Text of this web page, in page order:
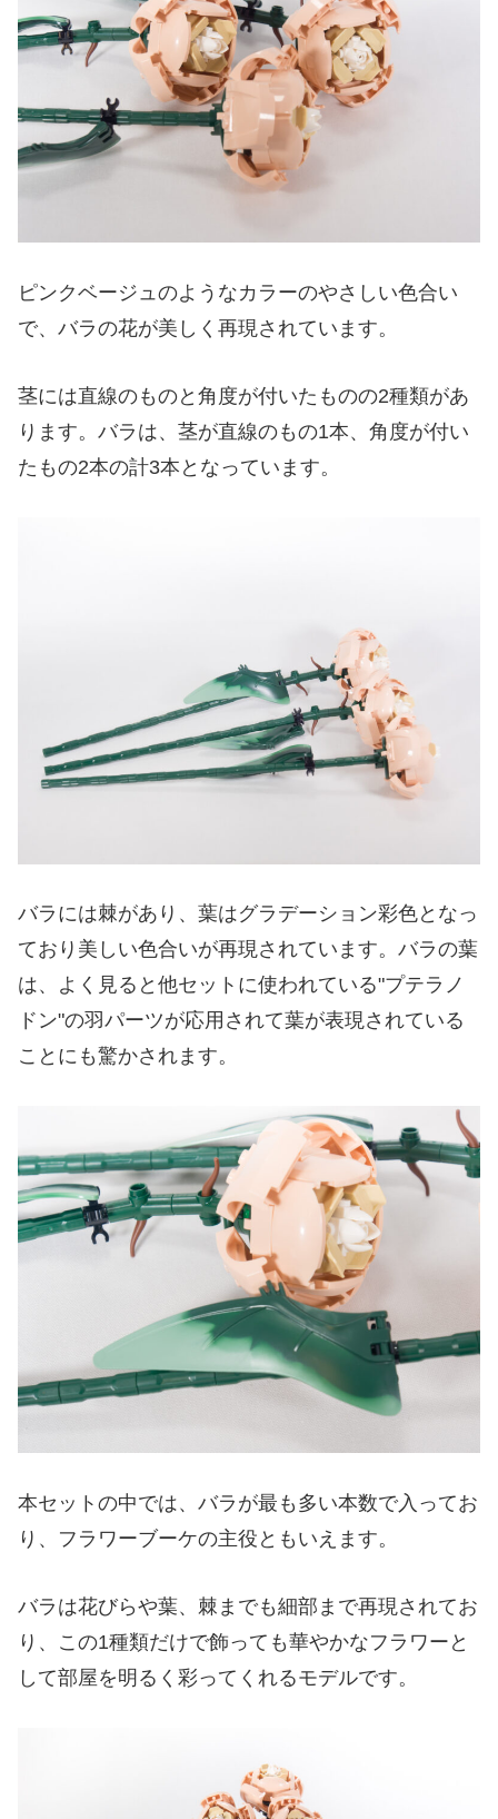
ピンクベージュのようなカラーのやさしい色合い
で、バラの花が美しく再現されています。
茎には直線のものと角度が付いたものの2種類があ
ります。バラは、茎が直線のもの1本、角度が付い
たもの2本の計3本となっています。
バラには棘があり、葉はグラデーション彩色となっ
ており美しい色合いが再現されています。バラの葉
は、よく見ると他セットに使われている"プテラノ
ドン"の羽パーツが応用されて葉が表現されている
ことにも驚かされます。
本セットの中では、バラが最も多い本数で入ってお
り、フラワーブーケの主役ともいえます。
バラは花びらや葉、棘までも細部まで再現されてお
り、この1種類だけで飾っても華やかなフラワーと
して部屋を明るく彩ってくれるモデルです。
スポンサーリンク